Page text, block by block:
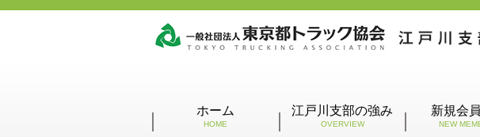
ホーム
HOME
江戸川支部の強み
OVERVIEW
新規会
NEW